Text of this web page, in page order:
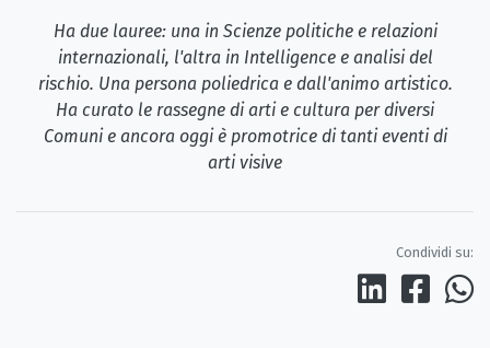
Ha due lauree: una in Scienze politiche e relazioni
internazionali, l'altra in Intelligence e analisi del
rischio. Una persona poliedrica e dall'animo artistico.
Ha curato le rassegne di arti e cultura per diversi
Comuni e ancora oggi è promotrice di tanti eventi di
arti visive
Condividi su: